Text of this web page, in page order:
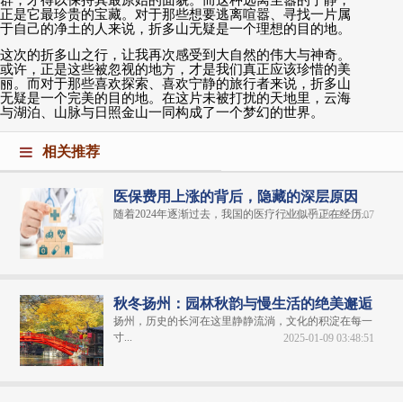
正是它最珍贵的宝藏。对于那些想要逃离喧嚣、寻找一片属
于自己的净土的人来说，折多山无疑是一个理想的目的地。
这次的折多山之行，让我再次感受到大自然的伟大与神奇。
或许，正是这些被忽视的地方，才是我们真正应该珍惜的美
丽。而对于那些喜欢探索、喜欢宁静的旅行者来说，折多山
无疑是一个完美的目的地。在这片未被打扰的天地里，云海
与湖泊、山脉与日照金山一同构成了一个梦幻的世界。
相关推荐
医保费用上涨的背后，隐藏的深层原因
随着2024年逐渐过去，我国的医疗行业似乎正在经历...
2025-01-20 23:13:07
秋冬扬州：园林秋韵与慢生活的绝美邂逅
扬州，历史的长河在这里静静流淌，文化的积淀在每一
寸...
2025-01-09 03:48:51